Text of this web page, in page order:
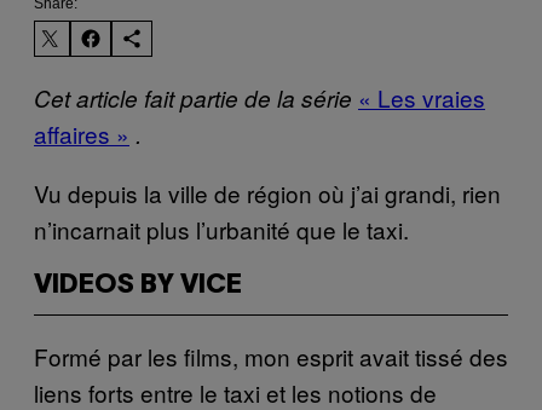
Cet article fait partie de la série « Les vraies
affaires » .
Vu depuis la ville de région où j’ai grandi, rien
n’incarnait plus l’urbanité que le taxi.
VIDEOS BY VICE
Formé par les films, mon esprit avait tissé des
liens forts entre le taxi et les notions de